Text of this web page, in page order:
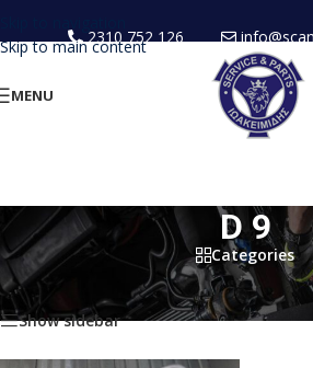
Skip to main content
2310 752 126
MENU
D 9
Categories
Home/ Products tagged “D 9”
Show sidebar